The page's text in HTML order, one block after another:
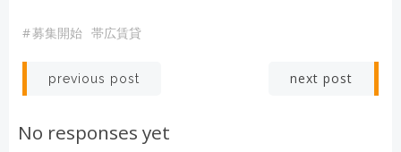
#募集開始 帯広賃貸
Post
navigation
previous post next post
No responses yet